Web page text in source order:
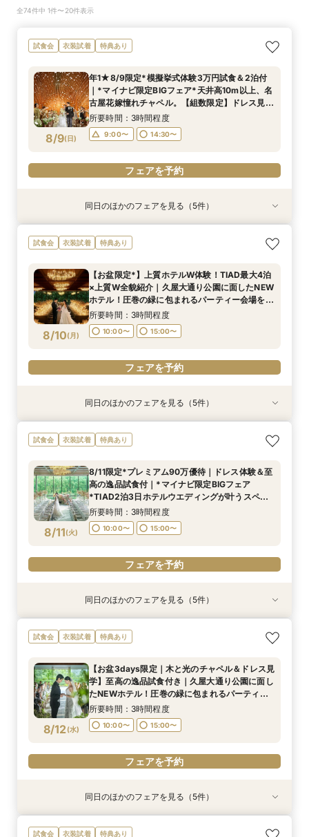
全74件中 1件〜20件表示
試食会 衣装試着 特典あり
8/9(日)
年1★8/9限定*模擬挙式体験3万円試食＆2泊付
｜*マイナビ限定BIGフェア*天井高10m以上、名
古屋花嫁憧れチャペル。【組数限定】ドレス見学
ができる特別フェア。
所要時間：3時間程度
9:00〜 14:30〜
フェアを予約
衣装試着 特典あり
8/9(日)
トレンド花嫁注目◎和装も映える上質ホテル2泊
付&3万試食
9:00〜 14:30〜
フェアを予約
衣装試着 特典あり
8/9(日)
おもてなし重視｜1ミシュランキー★選出×ホテル
コース2万円体験
9:00〜 14:30〜
フェアを予約
衣装試着 特典あり
8/9(日)
2軒目以降見学なら*日程＆見積りクイック相談
挙式体験・試食付
9:00〜 14:30〜
フェアを予約
衣装試着 特典あり
8/9(日)
即決なし*何も決まって無くてOK!ホテルで貸切
W体験＆豪華試食
9:00〜 14:30〜
フェアを予約
衣装試着 特典あり
8/9(日)
【1件目見学】緑一面！貸切W体験上質ホテル安
心見学&3万円試食
9:00〜 14:30〜
フェアを予約
同日のほかのフェアを見る（5件）
試食会 衣装試着 特典あり
8/10(月)
【お盆限定*】上質ホテルW体験！TIAD最大4泊
×上質W全貌紹介｜久屋大通り公園に面したNEW
ホテル！圧巻の緑に包まれるパーティー会場を
チェック！
所要時間：3時間程度
10:00〜 15:00〜
フェアを予約
衣装試着 特典あり
8/10(月)
トレンド花嫁注目◎和装も映える上質ホテル2泊
付&3万円試食
10:00〜 15:00〜
フェアを予約
衣装試着 特典あり
8/10(月)
おもてなし重視｜1ミシュランキー★選出×ホテル
コース2万円体験
10:00〜 15:00〜
フェアを予約
衣装試着 特典あり
8/10(月)
【初めて見学】卒花人気チャペル＆貸切体験｜2
泊3日丸わかり相談会
10:00〜 15:00〜
フェアを予約
衣装試着 特典あり
8/10(月)
2軒目以降見学なら*日程＆見積りクイック相談
挙式体験・試食付
10:00〜 15:00〜
フェアを予約
衣装試着 特典あり
8/10(月)
即決なし*何も決まって無くてOK!ホテルで貸切
W体験＆豪華試食
10:00〜 15:00〜
フェアを予約
同日のほかのフェアを見る（5件）
試食会 衣装試着 特典あり
8/11(火)
8/11限定*プレミアム90万優待｜ドレス体験＆至
高の逸品試食付｜*マイナビ限定BIGフェア
*TIAD2泊3日ホテルウエディングが叶うスペ
シャル特典有！絶品牛フィレポワレ等無料ご試食
付
所要時間：3時間程度
10:00〜 15:00〜
フェアを予約
衣装試着 特典あり
8/11(火)
トレンド花嫁注目◎和装も映える上質ホテル2泊
付&3万試食
10:00〜 15:00〜
フェアを予約
衣装試着 特典あり
8/11(火)
おもてなし重視｜1ミシュランキー★選出×ホテル
コース2万円体験
10:00〜 15:00〜
フェアを予約
衣装試着 特典あり
8/11(火)
【初めて見学】卒花人気チャペル＆貸切体験｜2
泊3日丸わかり相談会
10:00〜 15:00〜
フェアを予約
衣装試着 特典あり
8/11(火)
2軒目以降見学なら*日程＆見積りクイック相談
挙式体験・試食付
10:00〜 15:00〜
フェアを予約
衣装試着 特典あり
8/11(火)
即決なし*何も決まって無くてOK!ホテルで貸切
W体験＆豪華試食
10:00〜 15:00〜
フェアを予約
同日のほかのフェアを見る（5件）
試食会 衣装試着 特典あり
8/12(水)
【お盆3days限定｜木と光のチャペル＆ドレス見
学】至高の逸品試食付き｜久屋大通り公園に面し
たNEWホテル！圧巻の緑に包まれるパーティー
会場をチェック！
所要時間：3時間程度
10:00〜 15:00〜
フェアを予約
衣装試着 特典あり
トレンド花嫁注目◎和装も映える上質ホテル2泊
衣装試着 特典あり
おもてなし重視｜1ミシュランキー★選出×ホテル
衣装試着 特典あり
2軒目以降見学なら*日程＆見積りクイック相談
衣装試着 特典あり
即決なし*何も決まって無くてOK!ホテルで貸切
衣装試着 特典あり
【1件目見学】緑一面！貸切W体験上質ホテル安
同日のほかのフェアを見る（5件）
試食会 衣装試着 特典あり